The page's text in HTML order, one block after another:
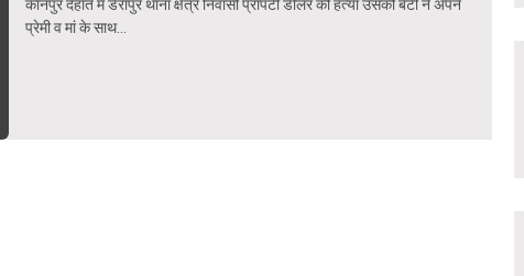
कानपुर देहात में डेरापुर थाना क्षेत्र निवासी प्रॉपर्टी डीलर की हत्या उसकी बेटी ने अपने
प्रेमी व मां के साथ...